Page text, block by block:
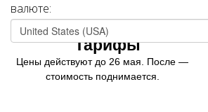
Тарифы
Цены действуют до 26 мая. После —
стоимость поднимается.
валюте:
United States (USA)